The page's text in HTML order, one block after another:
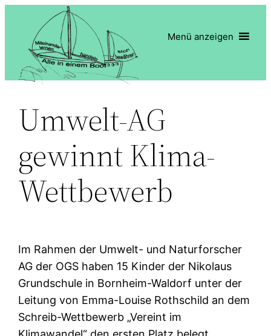
springen
Menü anzeigen
Umwelt-AG
gewinnt Klima-
Wettbewerb
Im Rahmen der Umwelt- und Naturforscher
AG der OGS haben 15 Kinder der Nikolaus
Grundschule in Bornheim-Waldorf unter der
Leitung von Emma-Louise Rothschild an dem
Schreib-Wettbewerb „Vereint im